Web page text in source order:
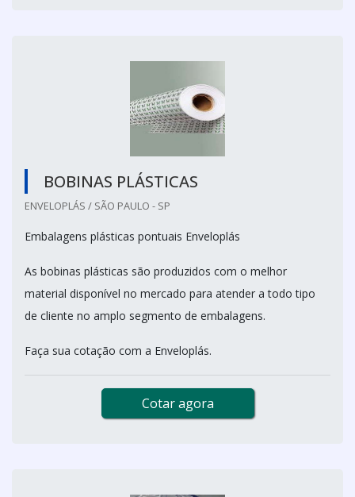
BOBINAS PLÁSTICAS
ENVELOPLÁS / SÃO PAULO - SP
Embalagens plásticas pontuais Enveloplás
As bobinas plásticas são produzidos com o melhor
material disponível no mercado para atender a todo tipo
de cliente no amplo segmento de embalagens.
Faça sua cotação com a Enveloplás.
Cotar agora